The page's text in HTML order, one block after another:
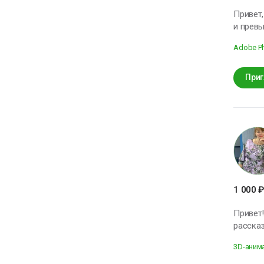
Привет, меня зовут Матвей
и превью для альбомов. В
Adobe
1 000 ₽
Привет!
3D-